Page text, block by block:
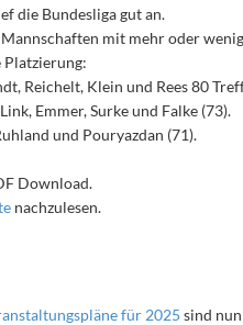
die Bundesliga gut an.
mit mehr oder
Platzierung:
Reichelt, Klein und Rees 80
Emmer, Surke und Falke (73).
und Pouryazdan (71).
Download.
nachzulesen.
für 2025 sind